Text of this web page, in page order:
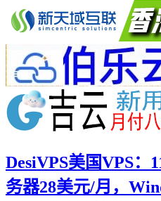
DesiVPS美国VPS：
务器28美元/月，